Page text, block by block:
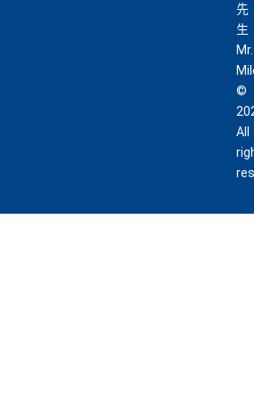
先
生
Mr.
©
All